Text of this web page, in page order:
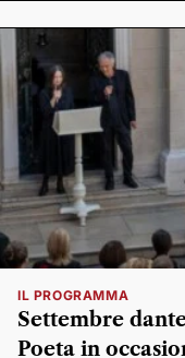
IL PROGRAMMA
Settembre
Poeta in